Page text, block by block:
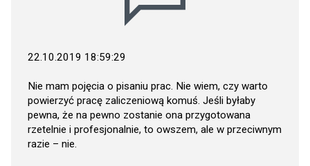
22.10.2019 18:59:29
Nie mam pojęcia o pisaniu prac. Nie wiem, czy warto
powierzyć pracę zaliczeniową komuś. Jeśli byłaby
pewna, że na pewno zostanie ona przygotowana
rzetelnie i profesjonalnie, to owszem, ale w przeciwnym
razie – nie.